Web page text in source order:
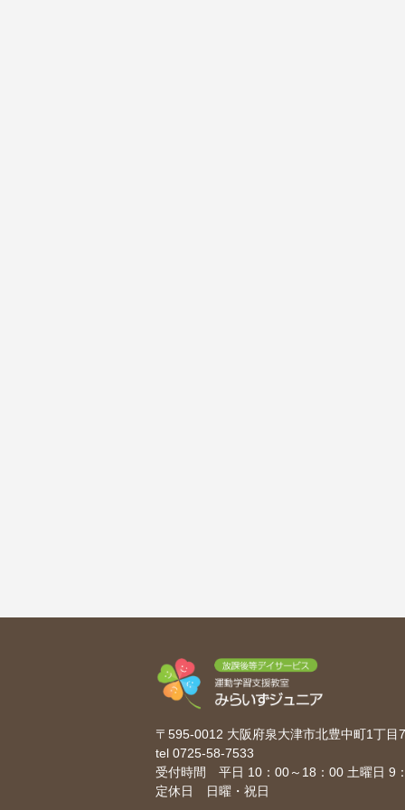
〒595-0012 大阪府泉大津市北豊中町1丁
tel 0725-58-7533
受付時間 平日 10：00～18：00 土曜日 9
定休日 日曜・祝日